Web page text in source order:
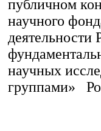
публичном
научного
деятельности
научных
группами»